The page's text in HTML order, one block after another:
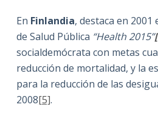
En Finlandia, destaca en
de Salud Pública “Health 2015”
socialdemócrata con metas
reducción de mortalidad, y la
para la reducción de las
2008[5].